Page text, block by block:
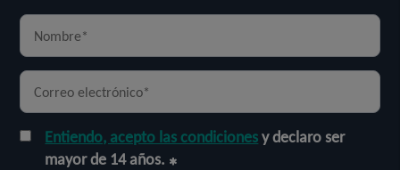
Entiendo, acepto las condicionesy declaro ser
mayor de 14 años.